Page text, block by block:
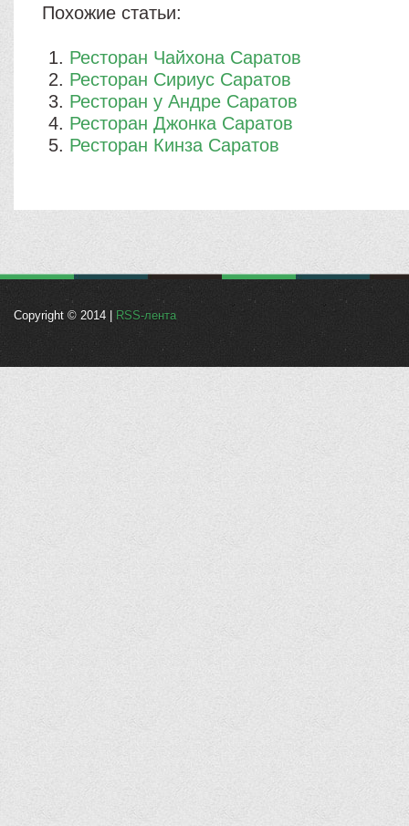
Похожие статьи:
Ресторан Чайхона Саратов
Ресторан Сириус Саратов
Ресторан у Андре Саратов
Ресторан Джонка Саратов
Ресторан Кинза Саратов
Copyright © 2014 | RSS-лента